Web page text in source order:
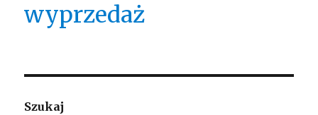
wyprzedaż
Szukaj